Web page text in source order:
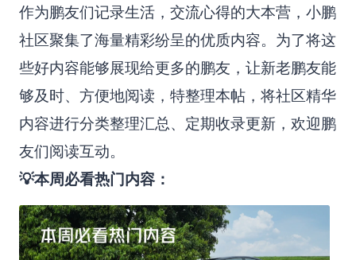
作为鹏友们记录生活，交流心得的大本营，小鹏
社区聚集了海量精彩纷呈的优质内容。为了将这
些好内容能够展现给更多的鹏友，让新老鹏友能
够及时、方便地阅读，特整理本帖，将社区精华
内容进行分类整理汇总、定期收录更新，欢迎鹏
友们阅读互动。
💡本周必看热门内容：